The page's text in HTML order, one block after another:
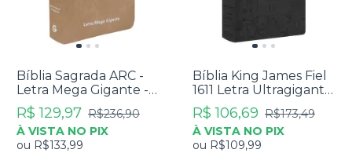
Bíblia Sagrada ARC -
Letra Mega Gigante -
Capa Luxo Bege
R$ 129,97 R$236,90
À VISTA NO PIX
ou R$133,99
Bíblia King James Fiel
1611 Letra Ultragigante
Luxo Preta
R$ 106,69 R$173,49
À VISTA NO PIX
ou R$109,99